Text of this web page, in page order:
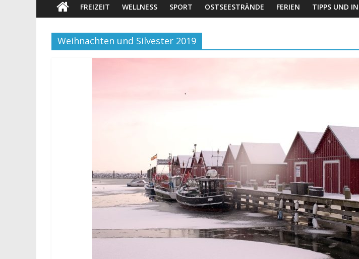
FREIZEIT WELLNESS SPORT OSTSEESTRÄNDE FERIEN TIPPS UND
Weihnachten und Silvester 2019